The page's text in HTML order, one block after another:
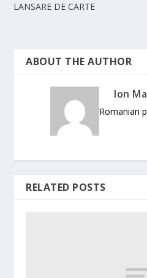
LANSARE DE CARTE
ABOUT THE AUTHOR
Ion
Romanian
RELATED POSTS